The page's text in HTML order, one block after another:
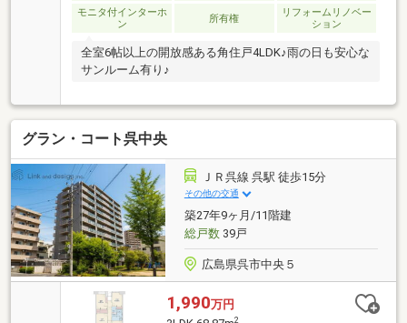
モニタ付インターホ
ン
所有権
リフォームリノベー
ション
全室6帖以上の開放感ある角住戸4LDK♪雨の日も安心な
サンルーム有り♪
グラン・コート呉中央
ＪＲ呉線 呉駅 徒歩15分
その他の交通
築27年9ヶ月/11階建
総戸数39戸
広島県呉市中央５
1,990万円
2